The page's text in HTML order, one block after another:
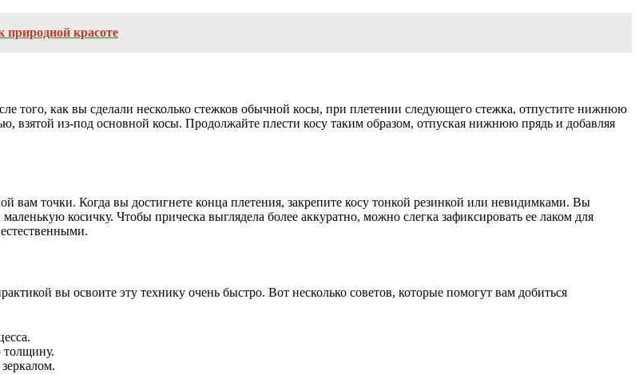
природной красоте
того, как вы сделали несколько стежков обычной косы, при плетении следующего стежка, отпустите нижнюю
взятой из-под основной косы. Продолжайте плести косу таким образом, отпуская нижнюю прядь и добавляя
точки. Когда вы достигнете конца плетения, закрепите косу тонкой резинкой или невидимками. Вы
косичку. Чтобы прическа выглядела более аккуратно, можно слегка зафиксировать ее лаком для
вы освоите эту технику очень быстро. Вот несколько советов, которые помогут вам добиться
толщину.